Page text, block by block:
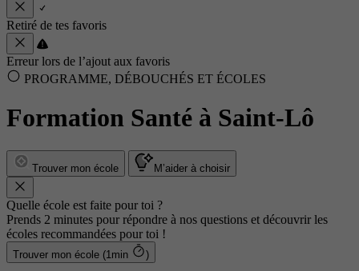
Retiré de tes favoris
Erreur lors de l’ajout aux favoris
PROGRAMME, DÉBOUCHÉS ET ÉCOLES
Formation Santé à Saint-Lô
Trouver mon école M’aider à choisir
Quelle école est faite pour toi ?
Prends 2 minutes pour répondre à nos questions et découvrir les
écoles recommandées pour toi !
Trouver mon école (1min )